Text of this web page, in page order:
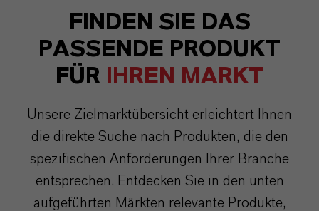
FINDEN SIE DAS
PASSENDE PRODUKT
FÜR IHREN MARKT
Unsere Zielmarktübersicht erleichtert Ihnen
die direkte Suche nach Produkten, die den
spezifischen Anforderungen Ihrer Branche
entsprechen. Entdecken Sie in den unten
aufgeführten Märkten relevante Produkte,